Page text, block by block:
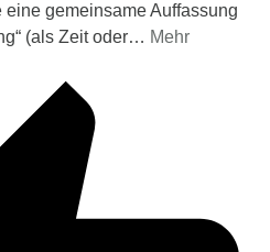
gemeinsame Auffassung
(als Zeit oder… Mehr